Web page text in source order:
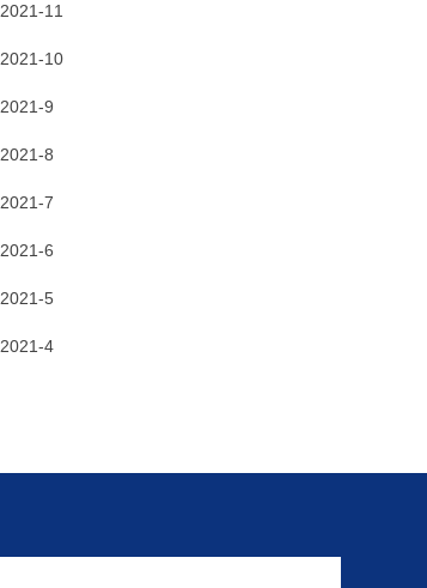
2021-11
2021-10
2021-9
2021-8
2021-7
2021-6
2021-5
2021-4